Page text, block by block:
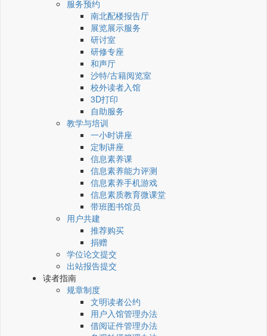
服务预约
南北配楼报告厅
展览展示服务
研讨室
研修专座
和声厅
沙特/古籍阅览室
校外读者入馆
3D打印
自助服务
教学与培训
一小时讲座
定制讲座
信息素养课
信息素养能力评测
信息素养手机游戏
信息素质教育微课堂
带班图书馆员
用户共建
推荐购买
捐赠
学位论文提交
出站报告提交
读者指南
规章制度
文明读者公约
用户入馆管理办法
借阅证件管理办法